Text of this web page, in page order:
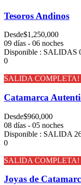
Tesoros Andinos
Desde$1,250,000
09 días - 06 noches
Disponible : SALIDAS
0
SALIDA COMPLETA!
Catamarca
Desde$960,000
08 días - 05 noches
Disponible : SALIDA
0
SALIDA COMPLETA!
Joyas de